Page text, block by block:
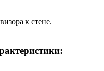
к стене.